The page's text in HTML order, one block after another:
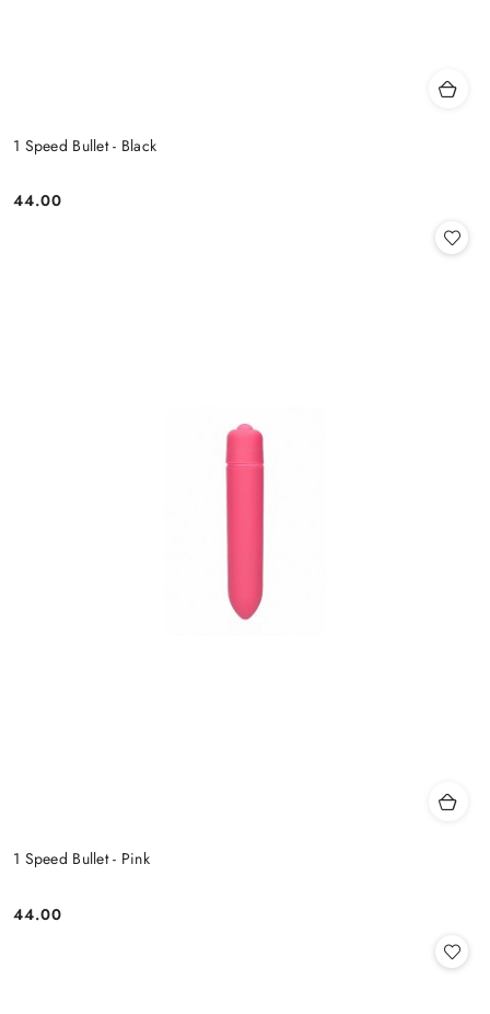
1 Speed Bullet - Black
Cena:
44.00
1 Speed Bullet - Pink
Cena:
44.00